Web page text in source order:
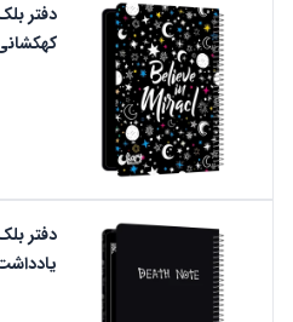
دفتر
دفتر